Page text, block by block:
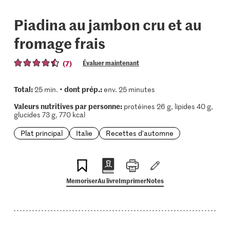
Piadina au jambon cru et au
fromage frais
(7) Évaluer maintenant
Total:25 min. • dont prép.:env. 25 minutes
Valeurs nutritives par personne:protéines 26 g, lipides 40 g,
glucides 73 g, 770 kcal
Plat principal
Italie Recettes d'automne
MemoriserAu livreImprimerNotes